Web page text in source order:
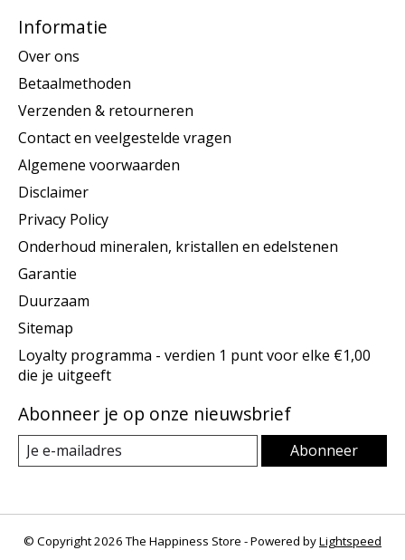
Informatie
Over ons
Betaalmethoden
Verzenden & retourneren
Contact en veelgestelde vragen
Algemene voorwaarden
Disclaimer
Privacy Policy
Onderhoud mineralen, kristallen en edelstenen
Garantie
Duurzaam
Sitemap
Loyalty programma - verdien 1 punt voor elke €1,00
die je uitgeeft
Abonneer je op onze nieuwsbrief
Abonneer
© Copyright 2026 The Happiness Store - Powered byLightspeed